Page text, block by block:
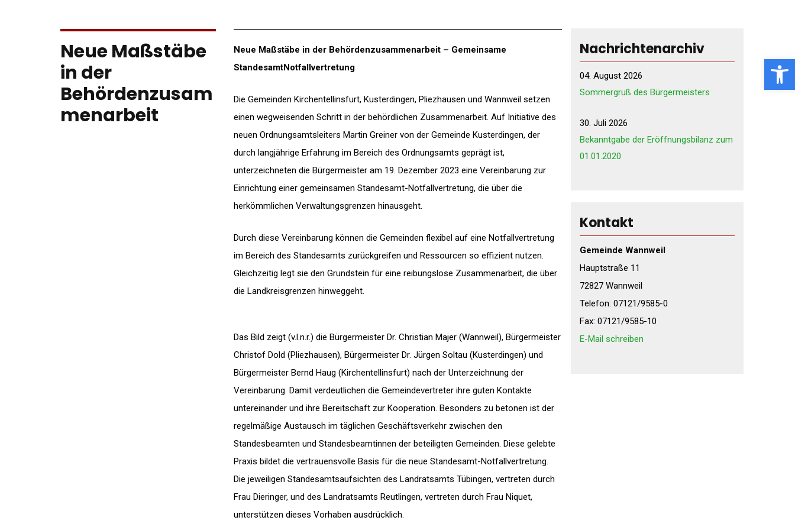
Neue Maßstäbe
in der
Behördenzusam
menarbeit
Neue Maßstäbe in der Behördenzusammenarbeit – Gemeinsame
StandesamtNotfallvertretung
Die Gemeinden Kirchentellinsfurt, Kusterdingen, Pliezhausen und Wannweil setzen
einen wegweisenden Schritt in der behördlichen Zusammenarbeit. Auf Initiative des
neuen Ordnungsamtsleiters Martin Greiner von der Gemeinde Kusterdingen, der
durch langjährige Erfahrung im Bereich des Ordnungsamts geprägt ist,
unterzeichneten die Bürgermeister am 19. Dezember 2023 eine Vereinbarung zur
Einrichtung einer gemeinsamen Standesamt-Notfallvertretung, die über die
herkömmlichen Verwaltungsgrenzen hinausgeht.
Durch diese Vereinbarung können die Gemeinden flexibel auf eine Notfallvertretung
im Bereich des Standesamts zurückgreifen und Ressourcen so effizient nutzen.
Gleichzeitig legt sie den Grundstein für eine reibungslose Zusammenarbeit, die über
die Landkreisgrenzen hinweggeht.
Das Bild zeigt (v.l.n.r.) die Bürgermeister Dr. Christian Majer (Wannweil), Bürgermeister
Christof Dold (Pliezhausen), Bürgermeister Dr. Jürgen Soltau (Kusterdingen) und
Bürgermeister Bernd Haug (Kirchentellinsfurt) nach der Unterzeichnung der
Vereinbarung. Damit verdeutlichen die Gemeindevertreter ihre guten Kontakte
untereinander und ihre Bereitschaft zur Kooperation. Besonders zu betonen ist der
regelmäßige Austausch im täglichen Geschäftsverkehr zwischen den
Standesbeamten und Standesbeamtinnen der beteiligten Gemeinden. Diese gelebte
Praxis bildet die vertrauensvolle Basis für die neue Standesamt-Notfallvertretung.
Die jeweiligen Standesamtsaufsichten des Landratsamts Tübingen, vertreten durch
Frau Dieringer, und des Landratsamts Reutlingen, vertreten durch Frau Niquet,
unterstützen dieses Vorhaben ausdrücklich.
Nachrichtenarchiv
04. August 2026
Sommergruß des Bürgermeisters
30. Juli 2026
Bekanntgabe der Eröffnungsbilanz zum
01.01.2020
Kontakt
Gemeinde Wannweil
Hauptstraße 11
72827 Wannweil
Telefon: 07121/9585-0
Fax: 07121/9585-10
E-Mail schreiben
Open toolbar